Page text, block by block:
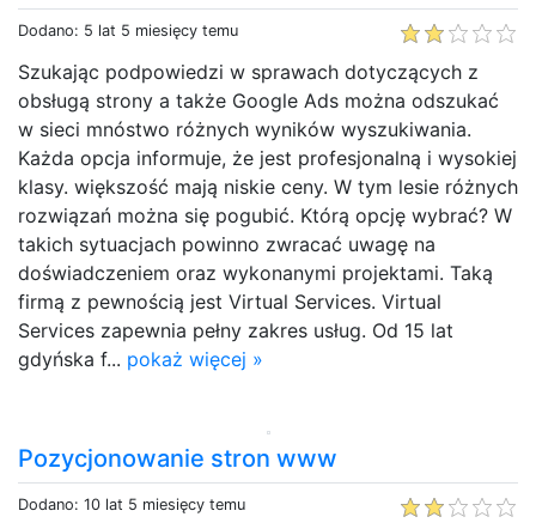
Dodano: 5 lat 5 miesięcy temu
Szukając podpowiedzi w sprawach dotyczących z
obsługą strony a także Google Ads można odszukać
w sieci mnóstwo różnych wyników wyszukiwania.
Każda opcja informuje, że jest profesjonalną i wysokiej
klasy. większość mają niskie ceny. W tym lesie różnych
rozwiązań można się pogubić. Którą opcję wybrać? W
takich sytuacjach powinno zwracać uwagę na
doświadczeniem oraz wykonanymi projektami. Taką
firmą z pewnością jest Virtual Services. Virtual
Services zapewnia pełny zakres usług. Od 15 lat
gdyńska f... pokaż więcej »
Pozycjonowanie stron www
Dodano: 10 lat 5 miesięcy temu